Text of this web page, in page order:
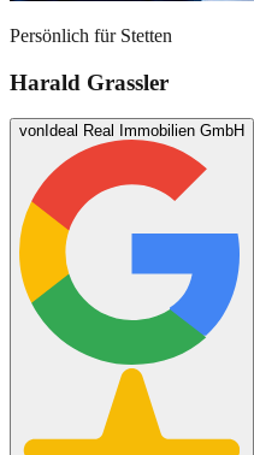
Persönlich für Stetten
Harald Grassler
von Ideal Real Immobilien GmbH